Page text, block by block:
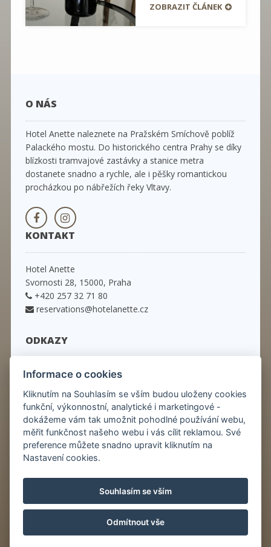
ZOBRAZIT ČLÁNEK
O NÁS
Hotel Anette naleznete na Pražském Smíchově poblíž
Palackého mostu. Do historického centra Prahy se díky
blízkosti tramvajové zastávky a stanice metra
dostanete snadno a rychle, ale i pěšky romantickou
procházkou po nábřežích řeky Vltavy.
KONTAKT
Hotel Anette
Svornosti 28, 15000, Praha
+420 257 32 71 80
reservations@hotelanette.cz
ODKAZY
Úvod
Pobytové balíčky
Služby
Restaurace
Praha
Kontakt
© Copyright 2026 | Všechna práva vyhrazena
Informace o cookies
Kliknutím na Souhlasím se vším budou uloženy cookies
funkční, výkonnostní, analytické i marketingové -
dokážeme vám tak umožnit pohodlné používání webu,
měřit funkčnost našeho webu i vás cílit reklamou. Své
preference můžete snadno upravit kliknutím na
Nastavení cookies.
Souhlasím se vším
Odmítnout vše